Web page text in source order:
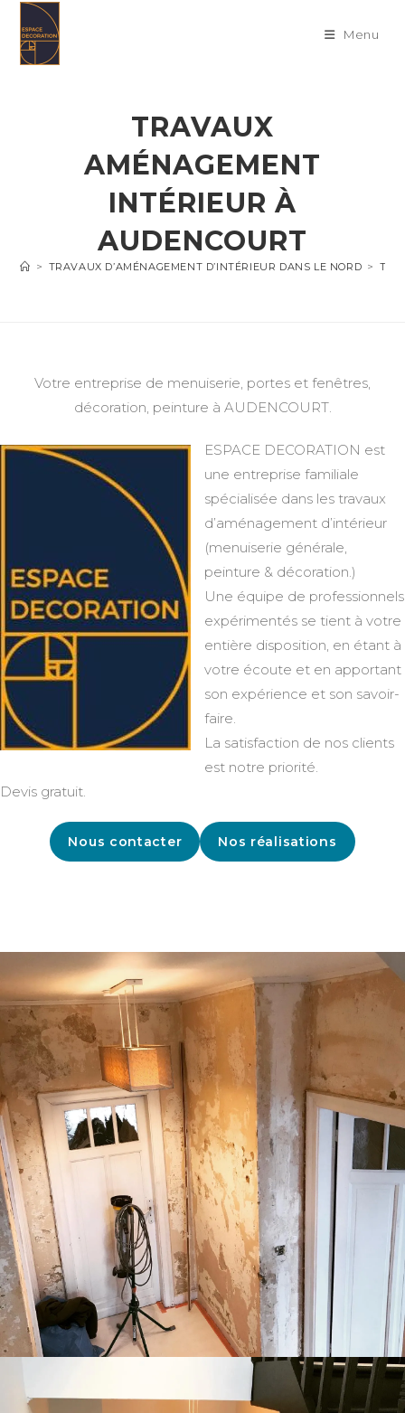
content
Menu
TRAVAUX
AMÉNAGEMENT
INTÉRIEUR À
AUDENCOURT
> TRAVAUX D’AMÉNAGEMENT D’INTÉRIEUR DANS LE NORD >
Votre entreprise de menuiserie, portes et fenêtres,
décoration, peinture à AUDENCOURT.
ESPACE DECORATION est
une entreprise familiale
spécialisée dans les travaux
d’aménagement d’intérieur
(menuiserie générale,
peinture & décoration.)
Une équipe de professionnels
expérimentés se tient à votre
entière disposition, en étant à
votre écoute et en apportant
son expérience et son savoir-
faire.
La satisfaction de nos clients
est notre priorité.
Devis gratuit.
Nous contacter Nos réalisations